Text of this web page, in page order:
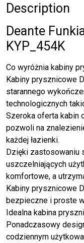
Description
Deante
KYP_454K
Co wyróżnia kabiny
Kabiny prysznicowe
starannego
technologicznych
Szeroka oferta kabin
pozwoli na
każdej łazienki.
Dzięki zastosowaniu
uszczelniających
komfortowe, a
Kabiny prysznicowe
bezpieczne i proste
Idealna kabina
Ponadczasowy
codziennym